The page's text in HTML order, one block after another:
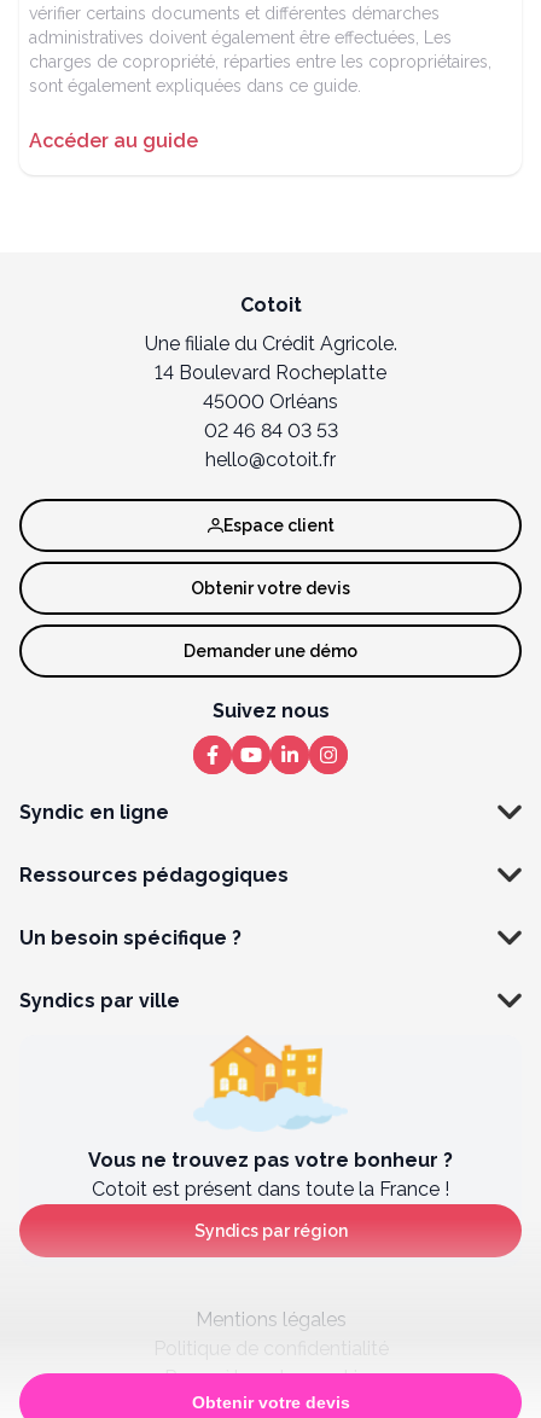
vérifier certains documents et différentes démarches
administratives doivent également être effectuées, Les
charges de copropriété, réparties entre les copropriétaires,
sont également expliquées dans ce guide.
Accéder au guide
Obtenir votre devis
Cotoit
Une filiale du Crédit Agricole.
14 Boulevard Rocheplatte
45000 Orléans
02 46 84 03 53
hello@cotoit.fr
Syndic en ligne
Ressources pédagogiques
Un besoin spécifique ?
Espace client
Obtenir votre devis
Demander une démo
Suivez nous
Syndics par ville
Vous ne trouvez pas votre bonheur ?
Cotoit est présent dans toute la France !
Syndics par région
Mentions légales
Politique de confidentialité
Paramètres des cookies
Satisfaction client